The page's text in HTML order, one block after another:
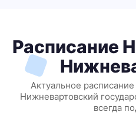
Расписание
Актуальное
Нижневартовский
всегда